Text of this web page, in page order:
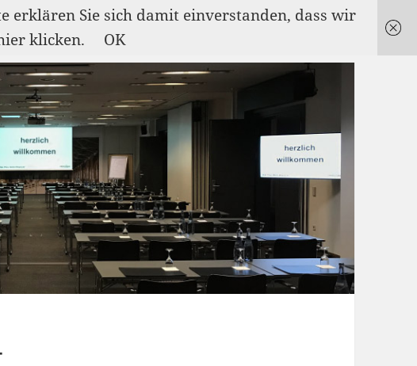
erklären Sie sich damit einverstanden, dass wir
klicken. OK